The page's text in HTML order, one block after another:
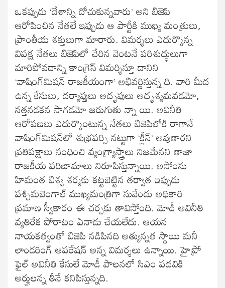
ఒకప్పుడు ‘దేశాన్ని దోచుకున్నవారు’ అని బిజెపి
ఆరోపించిన నేతలే ఇప్పుడు ఆ పార్టీకి ముఖ్య మంత్రులు,
ప్రాంతీయ శక్తులుగా మారారు. విమర్శలు ఎదుర్కొన్న
విపక్ష నేతలు బిజెపిలో చేరిన వెంటనే పరిశుద్ధులుగా
మారిపోవడాన్ని కాంగ్రెస్ విమర్శిస్తూ దానిని
‘వాషింగ్‌మిషన్ రాజకీయంగా’ అభివర్ణిస్తున్న ది. వారి మీద
ఉన్న కేసులు, దర్యాప్తులు అదృపులు అదృశ్యమవడమో,
నత్తనడకన సాగడమో జరుగుతు న్నా యి. అవినీతి
ఆరోపణలు ఎదుర్కొంటున్న నేతలు బిజెపిలోకి రాగానే
వాషింగ్‌మిషన్‌లో శుభ్రపర్చి నట్టుగా ‘క్లీన్’ అవుతారని
ప్రతిపక్షాలు సంధించి వ్యంగ్య్రాస్త్రాలు నిజమేనని తాజా
రాజకీయ పరిణామాలు నిరూపిస్తున్నాయి. అసోంను
హిమంత బిశ్వ శర్మకు కట్టబెట్టిన తర్వాత ఇప్పుడు
పశ్చిమబెంగాల్ ముఖ్యమంత్రిగా సువేందు అధికారి
ప్రమాణ స్వీకారం ఈ చర్చకు తావిస్తోంది. మోడీ అవినీతి
వ్యతిరేక పోరాటం ఏనాడు చేయలేదు. ఆయన
నాయకత్వంతో బిజెపి నడిపినది అత్యున్నత స్థాయి మనీ
లాండరింగ్ ఆపరేషన్ అన్న విమర్శలు ఉన్నాయి. హైప్రో
ఫైల్ అవినీతి కేసులే మోడీ పాలనలో సిఎం పదవికి
అర్హులన్న తీనే క‌నిపిస్తున్న‌ది.